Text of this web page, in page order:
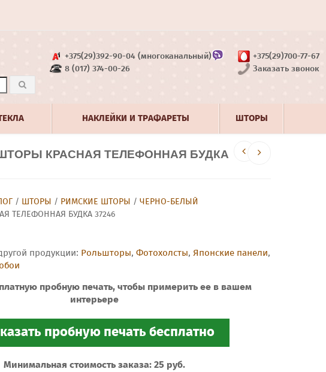
+375(29)392-90-04 (многоканальный)
8 (017) 374-00-26
+375(29)700-77-67
Заказать звонок
НАКЛЕЙКИ И ТРАФАРЕТЫ ШТОРЫ
КРАСНАЯ ТЕЛЕФОННАЯ БУДКА
/ ШТОРЫ / РИМСКИЕ ШТОРЫ / ЧЕРНО-БЕЛЫЙ
ТЕЛЕФОННАЯ БУДКА 37246
продукции: Рольшторы, Фотохолсты, Японские панели,
пробную печать, чтобы примерить ее в вашем
интерьере
Минимальная стоимость заказа: 25 руб.